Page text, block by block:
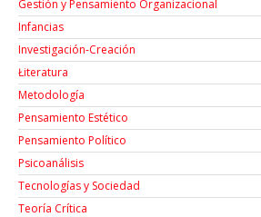
Gestión y Pensamiento Organizacional
Infancias
Investigación-Creación
Łiteratura
Metodología
Pensamiento Estético
Pensamiento Político
Psicoanálisis
Tecnologías y Sociedad
Teoría Crítica